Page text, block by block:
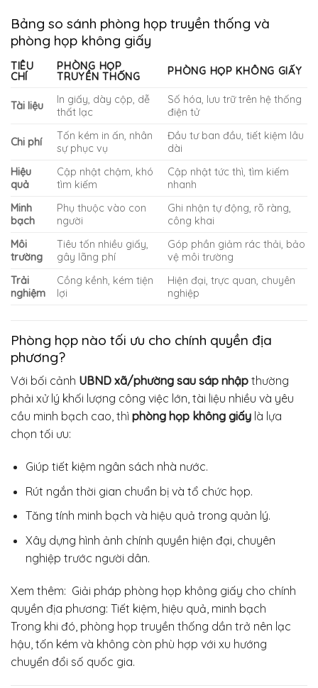
Bảng so sánh phòng họp truyền thống và
phòng họp không giấy
TIÊU
CHÍ
PHÒNG HỌP
TRUYỀN THỐNG
PHÒNG HỌP KHÔNG GIẤY
Tài liệu
In giấy, dày cộp, dễ
thất lạc
Số hóa, lưu trữ trên hệ thống
điện tử
Chi phí
Tốn kém in ấn, nhân
sự phục vụ
Đầu tư ban đầu, tiết kiệm lâu
dài
Hiệu
quả
Cập nhật chậm, khó
tìm kiếm
Cập nhật tức thì, tìm kiếm
nhanh
Minh
bạch
Phụ thuộc vào con
người
Ghi nhận tự động, rõ ràng,
công khai
Môi
trường
Tiêu tốn nhiều giấy,
gây lãng phí
Góp phần giảm rác thải, bảo
vệ môi trường
Trải
nghiệm
Cồng kềnh, kém tiện
lợi
Hiện đại, trực quan, chuyên
nghiệp
Phòng họp nào tối ưu cho chính quyền địa
phương?
Với bối cảnh UBND xã/phường sau sáp nhập thường
phải xử lý khối lượng công việc lớn, tài liệu nhiều và yêu
cầu minh bạch cao, thì phòng họp không giấy là lựa
chọn tối ưu:
Giúp tiết kiệm ngân sách nhà nước.
Rút ngắn thời gian chuẩn bị và tổ chức họp.
Tăng tính minh bạch và hiệu quả trong quản lý.
Xây dựng hình ảnh chính quyền hiện đại, chuyên
nghiệp trước người dân.
Xem thêm: Giải pháp phòng họp không giấy cho chính
quyền địa phương: Tiết kiệm, hiệu quả, minh bạch
Trong khi đó, phòng họp truyền thống dần trở nên lạc
hậu, tốn kém và không còn phù hợp với xu hướng
chuyển đổi số quốc gia.